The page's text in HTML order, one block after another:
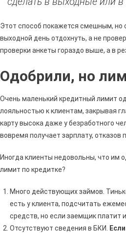
Этот способ покажется смешным, но
выходной день отдохнуть, а не
проверки анкеты гораздо выше, а в
Одобрили, но
Очень маленький кредитный лимит
лояльностью к клиентам, закрывая
карту высока даже у безработного
вовремя получает зарплату, отказов
Иногда клиенты недовольны, что им
лимит по кредитке?
Много действующих займов.
есть у клиента, подсчитать
средств, но если заемщик платит
Отсутствуют сведения в БКИ.